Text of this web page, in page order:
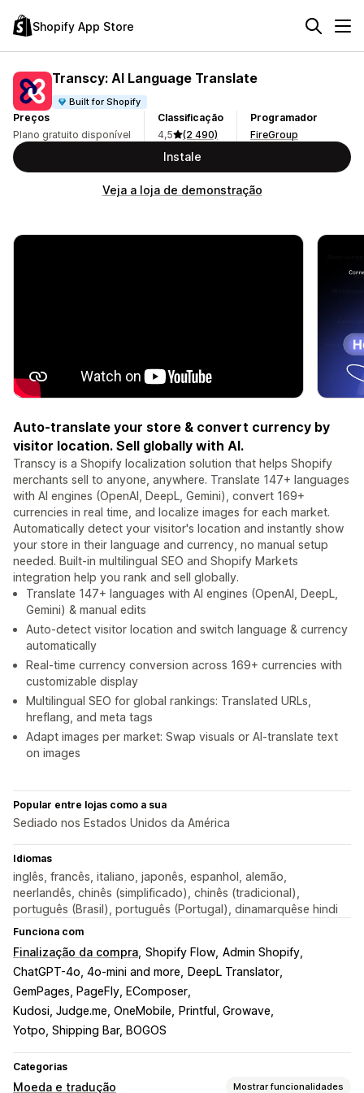
Shopify App Store
Transcy: AI Language Translate
Built for Shopify
Preços
Plano gratuito disponível
Classificação
4,5
(2 490)
Programador
FireGroup
Instale
Veja a loja de demonstração
Auto-translate your store & convert currency by
visitor location. Sell globally with AI.
Transcy is a Shopify localization solution that helps Shopify
merchants sell to anyone, anywhere. Translate 147+ languages
with AI engines (OpenAI, DeepL, Gemini), convert 169+
currencies in real time, and localize images for each market.
Automatically detect your visitor's location and instantly show
your store in their language and currency, no manual setup
needed. Built-in multilingual SEO and Shopify Markets
integration help you rank and sell globally.
Translate 147+ languages with AI engines (OpenAI, DeepL,
Gemini) & manual edits
Auto-detect visitor location and switch language & currency
automatically
Real-time currency conversion across 169+ currencies with
customizable display
Multilingual SEO for global rankings: Translated URLs,
hreflang, and meta tags
Adapt images per market: Swap visuals or AI-translate text
on images
Popular entre lojas como a sua
Sediado nos Estados Unidos da América
Idiomas
inglês, francês, italiano, japonês, espanhol, alemão,
neerlandês, chinês (simplificado), chinês (tradicional),
português (Brasil), português (Portugal), dinamarquêse hindi
Funciona com
Finalização da compra Shopify Flow Admin Shopify
ChatGPT-4o, 4o-mini and more
DeepL Translator
GemPages, PageFly, EComposer
Kudosi, Judge.me, OneMobile
Printful, Growave
Yotpo, Shipping Bar, BOGOS
Categorias
Moeda e tradução Mostrar funcionalidades